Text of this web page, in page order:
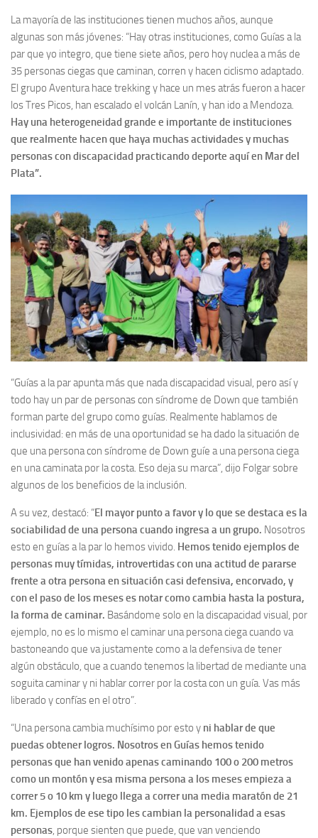
La mayoría de las instituciones tienen muchos años, aunque
algunas son más jóvenes: “Hay otras instituciones, como Guías a la
par que yo integro, que tiene siete años, pero hoy nuclea a más de
35 personas ciegas que caminan, corren y hacen ciclismo adaptado.
El grupo Aventura hace trekking y hace un mes atrás fueron a hacer
los Tres Picos, han escalado el volcán Lanín, y han ido a Mendoza.
Hay una heterogeneidad grande e importante de instituciones
que realmente hacen que haya muchas actividades y muchas
personas con discapacidad practicando deporte aquí en Mar del
Plata”.
“Guías a la par apunta más que nada discapacidad visual, pero así y
todo hay un par de personas con síndrome de Down que también
forman parte del grupo como guías. Realmente hablamos de
inclusividad: en más de una oportunidad se ha dado la situación de
que una persona con síndrome de Down guíe a una persona ciega
en una caminata por la costa. Eso deja su marca”, dijo Folgar sobre
algunos de los beneficios de la inclusión.
A su vez, destacó: “El mayor punto a favor y lo que se destaca es la
sociabilidad de una persona cuando ingresa a un grupo. Nosotros
esto en guías a la par lo hemos vivido. Hemos tenido ejemplos de
personas muy tímidas, introvertidas con una actitud de pararse
frente a otra persona en situación casi defensiva, encorvado, y
con el paso de los meses es notar como cambia hasta la postura,
la forma de caminar. Basándome solo en la discapacidad visual, por
ejemplo, no es lo mismo el caminar una persona ciega cuando va
bastoneando que va justamente como a la defensiva de tener
algún obstáculo, que a cuando tenemos la libertad de mediante una
soguita caminar y ni hablar correr por la costa con un guía. Vas más
liberado y confías en el otro”.
“Una persona cambia muchísimo por esto y ni hablar de que
puedas obtener logros. Nosotros en Guías hemos tenido
personas que han venido apenas caminando 100 o 200 metros
como un montón y esa misma persona a los meses empieza a
correr 5 o 10 km y luego llega a correr una media maratón de 21
km. Ejemplos de ese tipo les cambian la personalidad a esas
personas, porque sienten que puede, que van venciendo